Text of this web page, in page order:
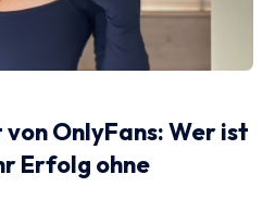
OnlyFans: Wer ist
Erfolg ohne